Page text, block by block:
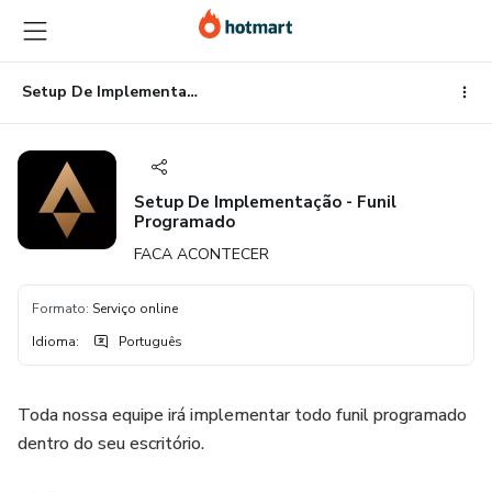
para
o
conteúdo
principal
para
o
pagamento
para
o
rodapé
Setup De Implementação - Funil Programado
Setup De Implementação - Funil
Programado
FACA ACONTECER
Formato: Serviço online
Idioma: Português
Toda nossa equipe irá implementar todo funil programado
dentro do seu escritório.